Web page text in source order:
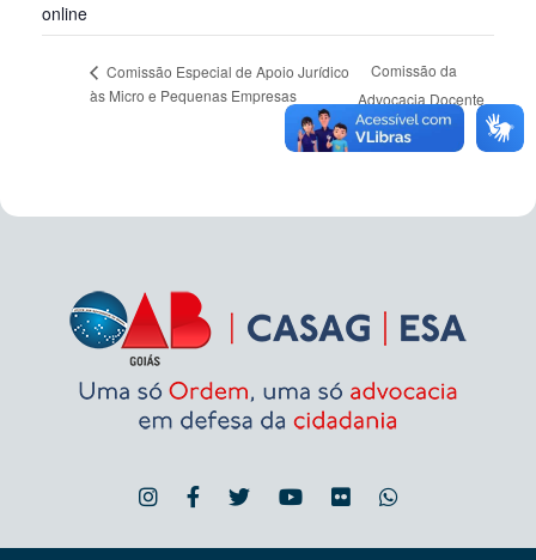
online
Comissão Especial de Apoio Jurídico
às Micro e Pequenas Empresas
Comissão da
Advocacia Docente